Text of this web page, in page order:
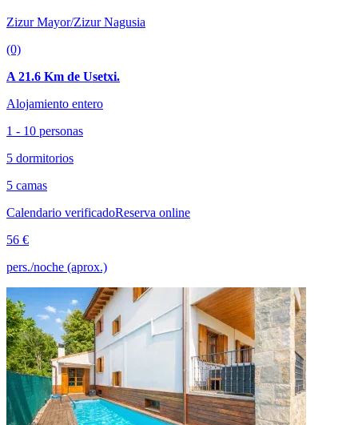
Zizur Mayor/Zizur Nagusia
(0)
A 21.6 Km de Usetxi.
Alojamiento entero
1 - 10 personas
5 dormitorios
5 camas
Calendario verificadoReserva online
56 €
pers./noche (aprox.)